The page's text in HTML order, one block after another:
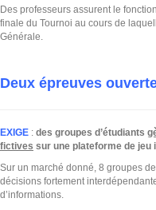
Des professeurs assurent le
finale du Tournoi au cours de
Générale.
Deux épreuves
EXIGE : des groupes d’étudiants
fictives sur une plateforme de jeu
Sur un marché donné, 8 groupes
décisions fortement
d’informations.